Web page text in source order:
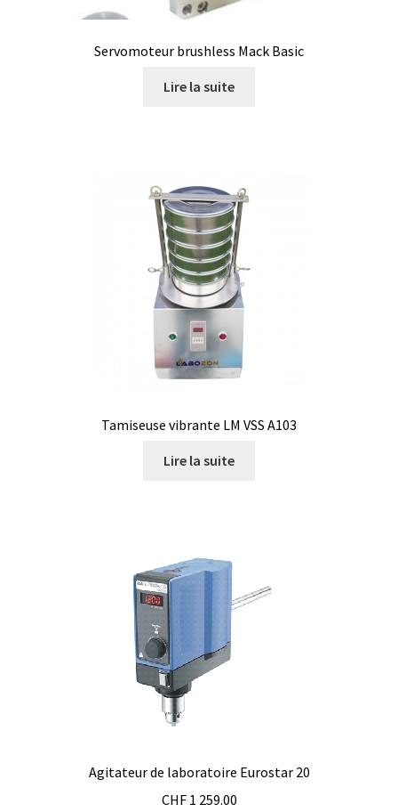
Analyse microbiologique
Appareils de laboratoire d’occasion
Bain-marie et thermostat
Servomoteur brushless Mack Basic
Lire la suite
Tamiseuse vibrante LM VSS A103
Lire la suite
Agitateur de laboratoire Eurostar 20
CHF1 259.00